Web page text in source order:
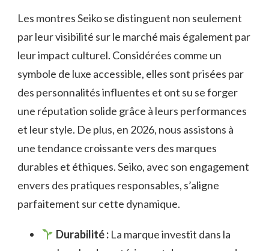
Les montres Seiko se distinguent non seulement
par leur visibilité sur le marché mais également par
leur impact culturel. Considérées comme un
symbole de luxe accessible, elles sont prisées par
des personnalités influentes et ont su se forger
une réputation solide grâce à leurs performances
et leur style. De plus, en 2026, nous assistons à
une tendance croissante vers des marques
durables et éthiques. Seiko, avec son engagement
envers des pratiques responsables, s’aligne
parfaitement sur cette dynamique.
Durabilité : La marque investit dans la